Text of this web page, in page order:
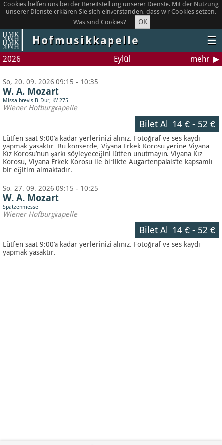
Cookies helfen uns bei der Bereitstellung unserer Dienste. Mit der Nutzung
unserer Dienste erklären Sie sich einverstanden, dass wir Cookies setzen.
Was sind Cookies?
OK
Hofmusikkapelle ☰
2026 Eylül mehr
So, 20. 09. 2026 09:15 - 10:35
W. A. Mozart
Missa brevis B-Dur, KV 275
Wiener Hofburgkapelle
Bilet Al 14 €- 52 €
Lütfen saat 9:00’a kadar yerlerinizi alınız. Fotoğraf ve ses kaydı
yapmak yasaktır. Bu konserde, Viyana Erkek Korosu yerine Viyana
Kız Korosu’nun şarkı söyleyeceğini lütfen unutmayın. Viyana Kız
Korosu, Viyana Erkek Korosu ile birlikte Augartenpalais’te kapsamlı
bir eğitim almaktadır.
So, 27. 09. 2026 09:15 - 10:25
W. A. Mozart
Spatzenmesse
Wiener Hofburgkapelle
Bilet Al 14 €- 52 €
Lütfen saat 9:00’a kadar yerlerinizi alınız. Fotoğraf ve ses kaydı
yapmak yasaktır.